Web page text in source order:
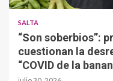
SALTA
“Son soberbios”:
cuestionan la
“COVID de la